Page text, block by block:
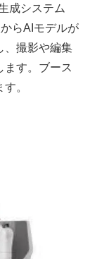
成システム
らAIモデルが
、撮影や編集
ます。ブース
。